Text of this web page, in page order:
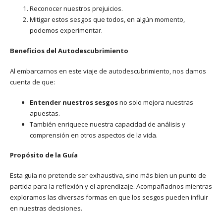
Reconocer nuestros prejuicios.
Mitigar estos sesgos que todos, en algún momento,
podemos experimentar.
Beneficios del Autodescubrimiento
Al embarcarnos en este viaje de autodescubrimiento, nos damos
cuenta de que:
Entender nuestros sesgosno solo mejora nuestras
apuestas.
También enriquece nuestra capacidad de análisis y
comprensión en otros aspectos de la vida.
Propósito de la Guía
Esta guía no pretende ser exhaustiva, sino más bien un punto de
partida para la reflexión y el aprendizaje. Acompañadnos mientras
exploramos las diversas formas en que los sesgos pueden influir
en nuestras decisiones.